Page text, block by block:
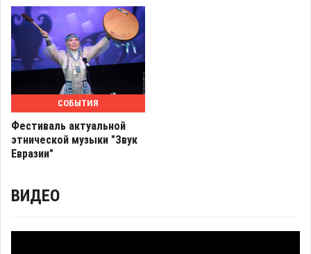
СОБЫТИЯ
Фестиваль актуальной
этнической музыки "Звук
Евразии"
ВИДЕО